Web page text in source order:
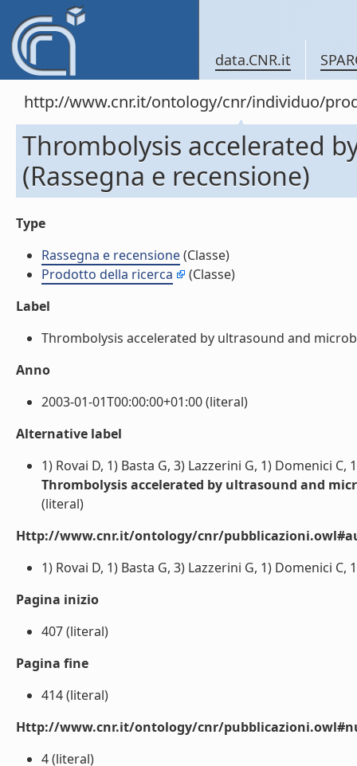
data.CNR.it
http://www.cnr.it/ontology/cnr/individuo/
Thrombolysis accelerated
(Rassegna e recensione)
Type
Rassegna e recensione(Classe)
Prodotto della ricerca
(Classe)
Label
Thrombolysis accelerated by ultrasound and
Anno
2003-01-01T00:00:00+01:00 (literal)
Alternative label
1) Rovai D, 1) Basta G, 3) Lazzerini G, 1) Domenici
Thrombolysis accelerated by ultrasound and
(literal)
Http://www.cnr.it/ontology/cnr/
1) Rovai D, 1) Basta G, 3) Lazzerini G, 1) Domenici
Pagina inizio
407 (literal)
Pagina fine
414 (literal)
Http://www.cnr.it/ontology/cnr/
4 (literal)